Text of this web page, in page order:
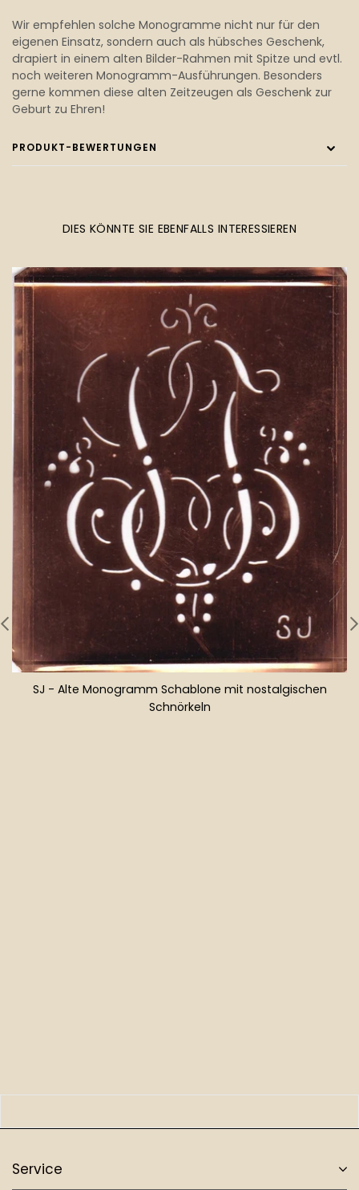
Wir empfehlen solche Monogramme nicht nur für den
eigenen Einsatz, sondern auch als hübsches Geschenk,
drapiert in einem alten Bilder-Rahmen mit Spitze und evtl.
noch weiteren Monogramm-Ausführungen. Besonders
gerne kommen diese alten Zeitzeugen als Geschenk zur
Geburt zu Ehren!
PRODUKT-BEWERTUNGEN
DIES KÖNNTE SIE EBENFALLS INTERESSIEREN
SJ - Alte Monogramm Schablone mit nostalgischen
Schnörkeln
Service